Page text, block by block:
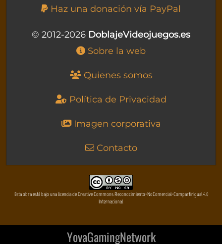
Haz una donación vía PayPal
© 2012-2026 DoblajeVideojuegos.es
Sobre la web
Quienes somos
Política de Privacidad
Imagen corporativa
Contacto
Esta obra está bajo una licencia de Creative Commons Reconocimiento-NoComercial-CompartirIgual 4.0
Internacional
YovaGamingNetwork